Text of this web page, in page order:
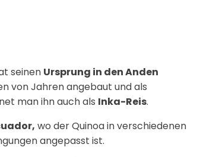
seinen Ursprung in den Anden
von Jahren angebaut und als
man ihn auch als Inka-Reis.
wo der Quinoa in verschiedenen
angepasst ist.